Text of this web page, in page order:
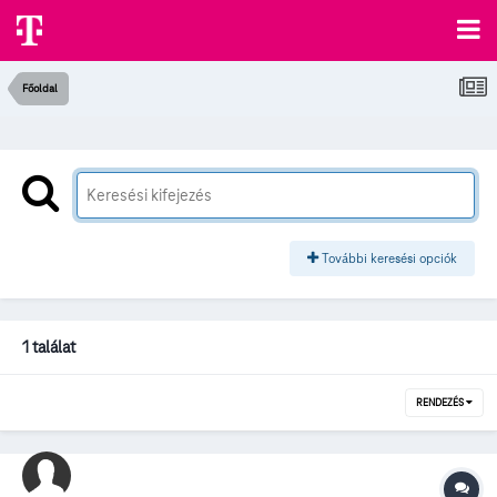
Főoldal
További keresési opciók
1 találat
RENDEZÉS